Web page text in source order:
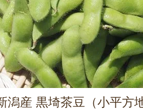
潟 黒埼産 枝豆・茶豆